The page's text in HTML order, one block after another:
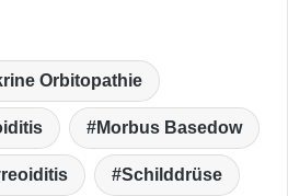
Orbitopathie
Morbus Basedow
Schilddrüse